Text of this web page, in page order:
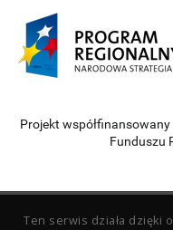
Projekt współfinansowany
Funduszu
Ten serwis działa dzięki